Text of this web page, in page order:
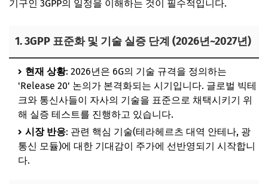
기구인 3GPP의 일정을 이해하는 것이 필수적입니다.
1. 3GPP 표준화 및 기술 실증 단계 (2026년~2027년)
현재 상황: 2026년은 6G의 기술 규격을 정의하는
'Release 20' 논의가 본격화되는 시기입니다. 글로벌 빅테
크와 통신사들이 자사의 기술을 표준으로 채택시키기 위
해 실증 테스트를 진행하고 있습니다.
시장 반응: 관련 핵심 기술(테라헤르츠 대역 안테나, 광
통신 모듈)에 대한 기대감이 주가에 선반영되기 시작합니
다.